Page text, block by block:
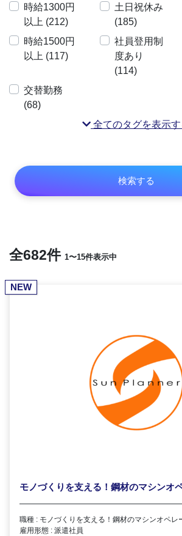
時給1300円
以上 (212)
土日祝休み
(185)
時給1500円
以上 (117)
社員登用制
度あり
(114)
交替勤務
(68)
全てのタグを表示す
検索する
全682件 1〜15件表示中
NEW
モノづくりを支える！鋼材のマシンオ
職種 : モノづくりを支える！鋼材のマシンオペレ
雇用形態 : 派遣社員